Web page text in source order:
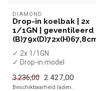
DIAMOND
Drop-in koelbak | 2x
1/1GN | geventileerd |
✓ 2x 1/1GN
✓ Drop-in model
✓ 0 tot +4 °C
3.236,00 2.427,00
Beschikbaarheid laden..